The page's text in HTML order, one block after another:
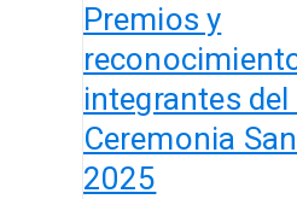
Premios y
integrantes del
Ceremonia
2025
San
Agustín
2025